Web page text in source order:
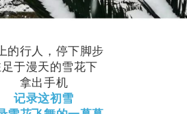
的行人，停下脚步
于漫天的雪花下
拿出手机
记录这初雪